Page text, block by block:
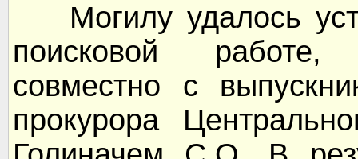
Могилу удалось
поисковой работе,
совместно с
прокурора